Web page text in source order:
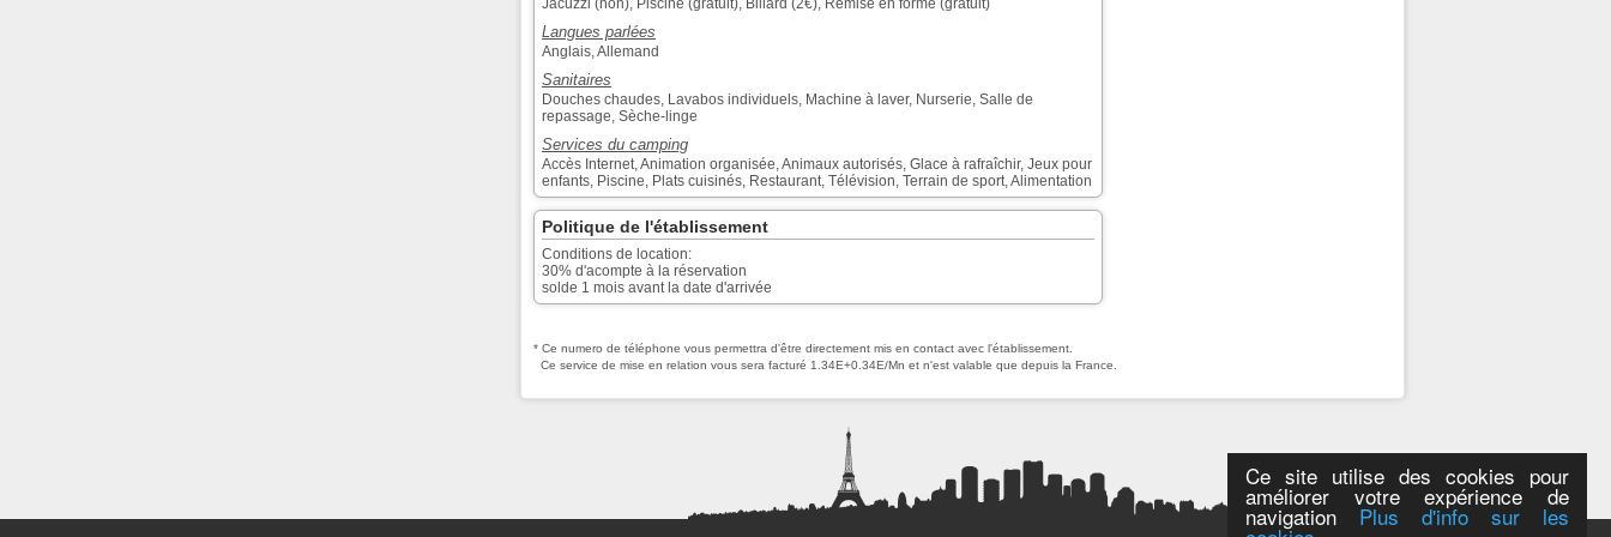
Ce site utilise des cookies pour
améliorer votre expérience de
navigation Plus d'info sur les
Jacuzzi (non), Piscine (gratuit), Billard (2€), Remise en forme (gratuit)
Langues parlées
Anglais, Allemand
Sanitaires
Douches chaudes, Lavabos individuels, Machine à laver, Nurserie, Salle de
repassage, Sèche-linge
Services du camping
Accès Internet, Animation organisée, Animaux autorisés, Glace à rafraîchir, Jeux pour
enfants, Piscine, Plats cuisinés, Restaurant, Télévision, Terrain de sport, Alimentation
Politique de l'établissement
Conditions de location:
30% d'acompte à la réservation
solde 1 mois avant la date d'arrivée
* Ce numero de téléphone vous permettra d'être directement mis en contact avec l'établissement.
Ce service de mise en relation vous sera facturé 1.34E+0.34E/Mn et n'est valable que depuis la France.